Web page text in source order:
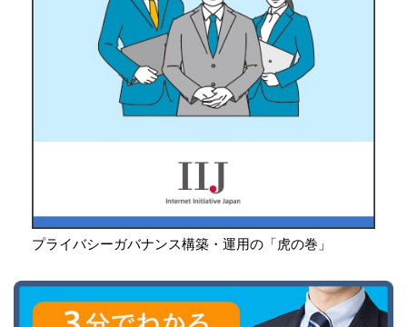
プライバシーガバナンス構築・運用の「虎の巻」